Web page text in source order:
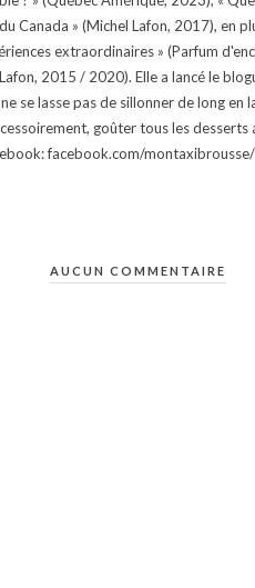
Canada » (Michel Lafon, 2017), en
extraordinaires » (Parfum
2015 / 2020). Elle a lancé le
se lasse pas de sillonner de long
goûter tous les
facebook.com/montaxibrousse/
AUCUN COMMENTAIRE